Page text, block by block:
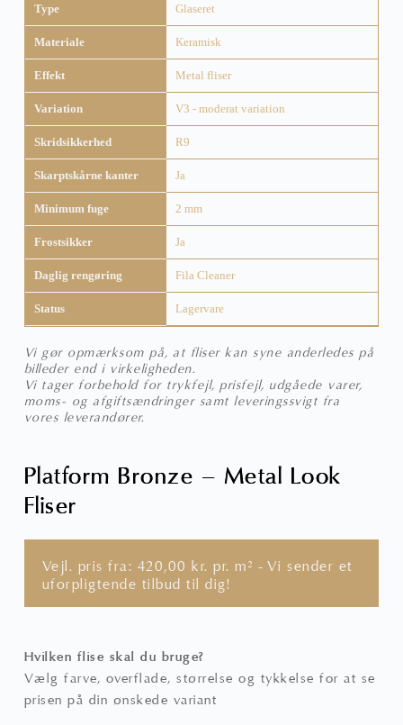
Type Glaseret
Materiale Keramisk
Effekt Metal fliser
Variation V3 - moderat variation
Skridsikkerhed R9
Skarptskårne kanter Ja
Minimum fuge 2 mm
Frostsikker Ja
Daglig rengøring Fila Cleaner
Status Lagervare
Vi gør opmærksom på, at fliser kan syne anderledes på
billeder end i virkeligheden.
Vi tager forbehold for trykfejl, prisfejl, udgåede varer,
moms- og afgiftsændringer samt leveringssvigt fra
vores leverandører.
Platform Bronze – Metal Look
Fliser
Vejl. pris fra: 420,00kr. pr. m² - Vi sender et
uforpligtende tilbud til dig!
Hvilken flise skal du bruge?
Vælg farve, overflade, størrelse og tykkelse for at se
prisen på din ønskede variant